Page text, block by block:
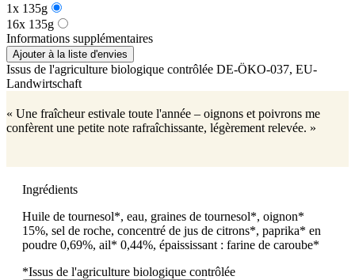
1x 135g
16x 135g
Informations supplémentaires
Ajouter à la liste d'envies
Issus de l'agriculture biologique contrôlée DE-ÖKO-037, EU-
Landwirtschaft
« Une fraîcheur estivale toute l'année – oignons et poivrons me
confèrent une petite note rafraîchissante, légèrement relevée. »
Ingrédients
Huile de tournesol*, eau, graines de tournesol*, oignon*
15%, sel de roche, concentré de jus de citrons*, paprika* en
poudre 0,69%, ail* 0,44%, épaississant : farine de caroube*
*Issus de l'agriculture biologique contrôlée